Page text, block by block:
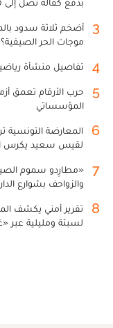
بدفع كفالة تصل إلى 20 ألف دولار
3
أضخم ثلاثة سدود
موجات الحر الصيفية؟
4 تفاصيل منشأة
5
حرب الأرقام تعمق
المؤسساتي
6
المعارضة التونسية
لقيس سعيد يكرس
7
«مطارِدو سموم
والزواحف بشوارع
8
تقرير أمني يكشف
لسبتة ومليلية عبر